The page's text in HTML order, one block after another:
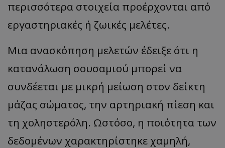
περισσότερα στοιχεία προέρχονται από
εργαστηριακές ή ζωικές μελέτες.
Μια ανασκόπηση μελετών έδειξε ότι η
κατανάλωση σουσαμιού μπορεί να
συνδέεται με μικρή μείωση στον δείκτη
μάζας σώματος, την αρτηριακή πίεση και
τη χοληστερόλη. Ωστόσο, η ποιότητα των
δεδομένων χαρακτηρίστηκε χαμηλή,